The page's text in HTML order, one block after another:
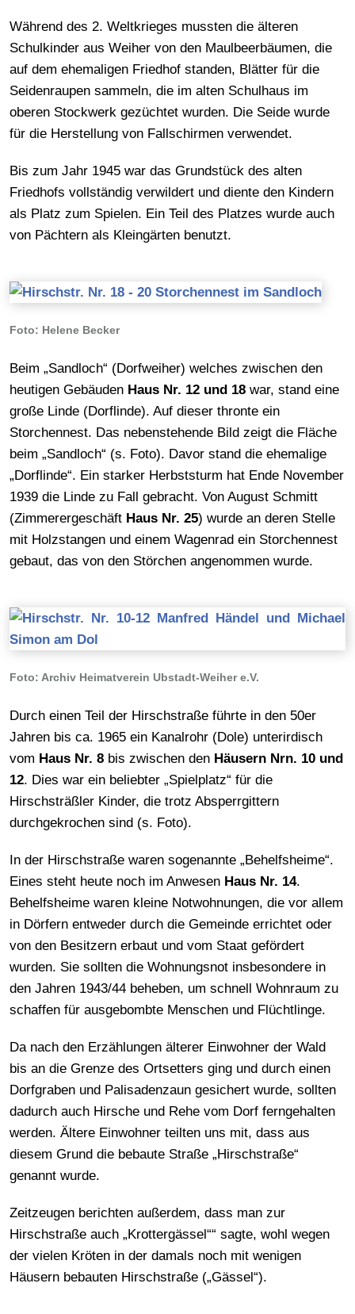
Während des 2. Weltkrieges mussten die älteren
Schulkinder aus Weiher von den Maulbeerbäumen, die
auf dem ehemaligen Friedhof standen, Blätter für die
Seidenraupen sammeln, die im alten Schulhaus im
oberen Stockwerk gezüchtet wurden. Die Seide wurde
für die Herstellung von Fallschirmen verwendet.
Bis zum Jahr 1945 war das Grundstück des alten
Friedhofs vollständig verwildert und diente den Kindern
als Platz zum Spielen. Ein Teil des Platzes wurde auch
von Pächtern als Kleingärten benutzt.
Foto: Helene Becker
Beim „Sandloch“ (Dorfweiher) welches zwischen den
heutigen Gebäuden Haus Nr. 12 und 18 war, stand eine
große Linde (Dorflinde). Auf dieser thronte ein
Storchennest. Das nebenstehende Bild zeigt die Fläche
beim „Sandloch“ (s. Foto). Davor stand die ehemalige
„Dorflinde“. Ein starker Herbststurm hat Ende November
1939 die Linde zu Fall gebracht. Von August Schmitt
(Zimmerergeschäft Haus Nr. 25) wurde an deren Stelle
mit Holzstangen und einem Wagenrad ein Storchennest
gebaut, das von den Störchen angenommen wurde.
Foto: Archiv Heimatverein Ubstadt-Weiher e.V.
Durch einen Teil der Hirschstraße führte in den 50er
Jahren bis ca. 1965 ein Kanalrohr (Dole) unterirdisch
vom Haus Nr. 8 bis zwischen den Häusern Nrn. 10 und
12. Dies war ein beliebter „Spielplatz“ für die
Hirschsträßler Kinder, die trotz Absperrgittern
durchgekrochen sind (s. Foto).
In der Hirschstraße waren sogenannte „Behelfsheime“.
Eines steht heute noch im Anwesen Haus Nr. 14.
Behelfsheime waren kleine Notwohnungen, die vor allem
in Dörfern entweder durch die Gemeinde errichtet oder
von den Besitzern erbaut und vom Staat gefördert
wurden. Sie sollten die Wohnungsnot insbesondere in
den Jahren 1943/44 beheben, um schnell Wohnraum zu
schaffen für ausgebombte Menschen und Flüchtlinge.
Da nach den Erzählungen älterer Einwohner der Wald
bis an die Grenze des Ortsetters ging und durch einen
Dorfgraben und Palisadenzaun gesichert wurde, sollten
dadurch auch Hirsche und Rehe vom Dorf ferngehalten
werden. Ältere Einwohner teilten uns mit, dass aus
diesem Grund die bebaute Straße „Hirschstraße“
genannt wurde.
Zeitzeugen berichten außerdem, dass man zur
Hirschstraße auch „Krottergässel““ sagte, wohl wegen
der vielen Kröten in der damals noch mit wenigen
Häusern bebauten Hirschstraße („Gässel“).